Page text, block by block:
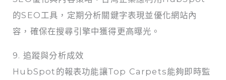
的SEO工具，定期分析關鍵字表現並優化網站內
容，確保在搜尋引擎中獲得更高曝光。
9. 追蹤與分析成效
HubSpot的報表功能讓Top Carpets能夠即時監